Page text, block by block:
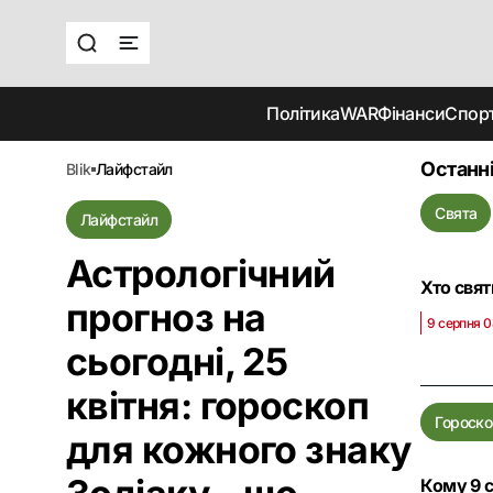
ПолітикаWARФінанси
blik лайфстайл
Лайфстайл
Астрологічний
прогноз на
сьогодні, 25
квітня: гороскоп
для кожного знаку
Свята
Хто
9 серпня
Кому 9